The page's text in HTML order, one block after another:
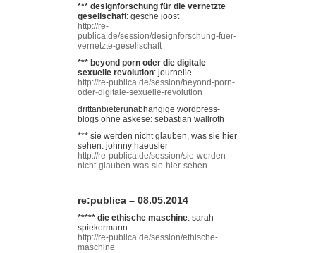
*** designforschung für die vernetzte
gesellschaft: gesche joost
http://re-
publica.de/session/designforschung-fuer-
vernetzte-gesellschaft
*** beyond porn oder die digitale
sexuelle revolution: journelle
http://re-publica.de/session/beyond-porn-
oder-digitale-sexuelle-revolution
drittanbieterunabhängige wordpress-
blogs ohne askese: sebastian wallroth
*** sie werden nicht glauben, was sie hier
sehen: johnny haeusler
http://re-publica.de/session/sie-werden-
nicht-glauben-was-sie-hier-sehen
re:publica – 08.05.2014
***** die ethische maschine: sarah
spiekermann
http://re-publica.de/session/ethische-
maschine